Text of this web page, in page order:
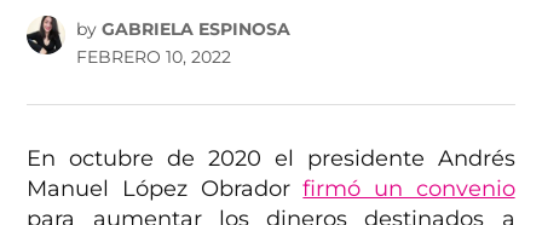
by GABRIELA ESPINOSA
FEBRERO 10, 2022
En octubre de 2020 el presidente Andrés
Manuel López Obradorfirmó un convenio
para aumentar los dineros destinados a